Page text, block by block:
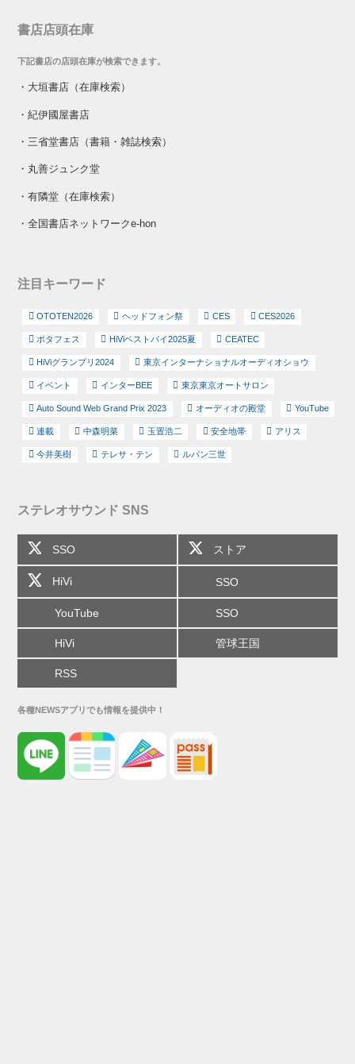
書店店頭在庫
下記書店の店頭在庫が検索できます。
・ 大垣書店（在庫検索）
・紀伊國屋書店
・ 三省堂書店（書籍・雑誌検索）
・ 丸善ジュンク堂
・有隣堂（在庫検索）
・全国書店ネットワークe-hon
注目キーワード
OTOTEN2026 ヘッドフォン祭 CES CES2026
ポタフェス HiViベストバイ2025夏 CEATEC
HiViグランプリ2024 東京インターナショナルオーディオショウ
イベント インターBEE 東京東京オートサロン
Auto Sound Web Grand Prix 2023 オーディオの殿堂 YouTube
連載 中森明菜 玉置浩二 安全地帯 アリス
今井美樹 テレサ・テン ルパン三世
ステレオサウンド SNS
SSO ストア
HiVi SSO
YouTube SSO
HiVi 管球王国
RSS
各種NEWSアプリでも情報を提供中！